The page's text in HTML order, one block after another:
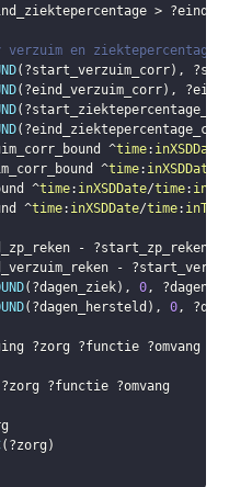
>
verzuim en
( ?start_verzuim_corr) ,
( ?eind_verzuim_corr) ,
(
(
^time: inXSDDate
^time: inXSDDate
^time: inXSDDate/time:
^time: inXSDDate/time:
- ?start_zp_reken
-
( ?dagen_ziek) , 0,
( ?dagen_hersteld ) , 0,
?zorg ?functie ?omvang
?zorg ?functie ?omvang
( ?zorg )